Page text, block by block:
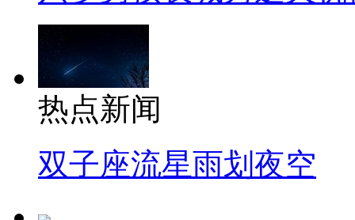
热点新闻
双子座流星雨划夜空